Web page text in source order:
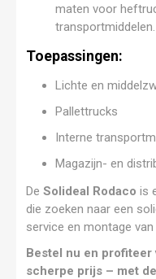
maten voor
transportmiddelen.
Toepassingen:
Lichte en
Pallettrucks
Interne
Magazijn- en
DeSolideal Rodaco is
die zoeken naar een
service en montage van
Bestel nu en profiteer
scherpe prijs – met